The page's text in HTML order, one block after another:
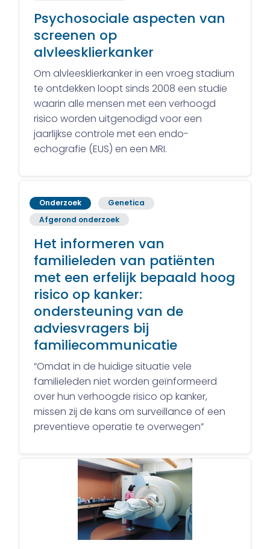
Psychosociale aspecten van
screenen op
alvleesklierkanker
Om alvleesklierkanker in een vroeg stadium
te ontdekken loopt sinds 2008 een studie
waarin alle mensen met een verhoogd
risico worden uitgenodigd voor een
jaarlijkse controle met een endo-
echografie (EUS) en een MRI.
Onderzoek
Genetica
Afgerond onderzoek
Het informeren van
familieleden van patiënten
met een erfelijk bepaald hoog
risico op kanker:
ondersteuning van de
adviesvragers bij
familiecommunicatie
“Omdat in de huidige situatie vele
familieleden niet worden geïnformeerd
over hun verhoogde risico op kanker,
missen zij de kans om surveillance of een
preventieve operatie te overwegen”